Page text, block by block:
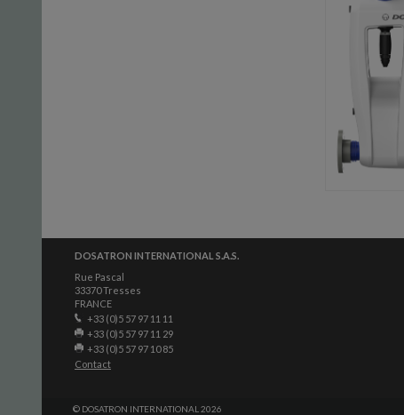
DOSATRON INTERNATIONAL S.A.S.
Rue Pascal
33370 Tresses
FRANCE
+33 (0)5 57 97 11 11
+33 (0)5 57 97 11 29
+33 (0)5 57 97 10 85
Contact
© DOSATRON INTERNATIONAL 2026